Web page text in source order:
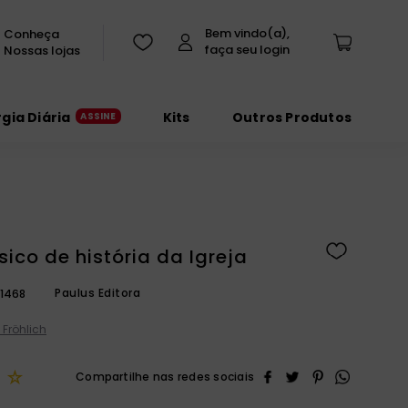
Conheça
Nossas lojas
Diária Kits Outros Produtos
de história da Igreja
Paulus Editora
☆